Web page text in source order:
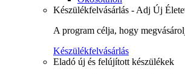
Készülékfelvásárlás - Adj Új
A program célja, hogy
Készülékfelvásárlás
Eladó új és felújított készülékek